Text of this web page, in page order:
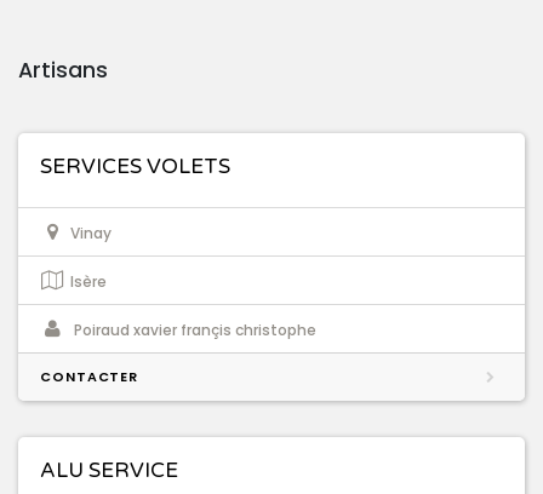
Artisans
SERVICES VOLETS
Vinay
Isère
Poiraud xavier françis christophe
CONTACTER
ALU SERVICE